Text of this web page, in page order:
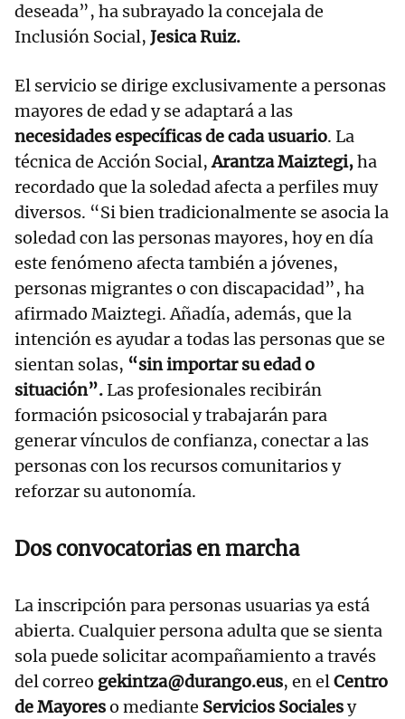
deseada”, ha subrayado la concejala de
Inclusión Social, Jesica Ruiz.
El servicio se dirige exclusivamente a personas
mayores de edad y se adaptará a las
necesidades específicas de cada usuario. La
técnica de Acción Social,Arantza Maiztegi,ha
recordado que la soledad afecta a perfiles muy
diversos. “Si bien tradicionalmente se asocia la
soledad con las personas mayores, hoy en día
este fenómeno afecta también a jóvenes,
personas migrantes o con discapacidad”, ha
afirmado Maiztegi. Añadía, además, que la
intención es ayudar a todas las personas que se
sientan solas, “sin importar su edad o
situación”.Las profesionales recibirán
formación psicosocial y trabajarán para
generar vínculos de confianza, conectar a las
personas con los recursos comunitarios y
reforzar su autonomía.
Dos convocatorias en marcha
La inscripción para personas usuarias ya está
abierta. Cualquier persona adulta que se sienta
sola puede solicitar acompañamiento a través
del correo gekintza@durango.eus, en elCentro
de Mayoreso mediante Servicios Socialesy